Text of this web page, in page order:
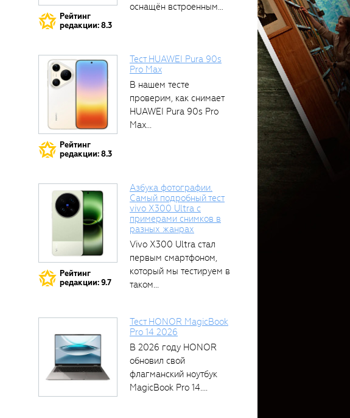
Рейтинг
редакции: 8.3
оснащён встроенным
Рейтинг
редакции: 8.3
Тест HUAWEI Pura 90s
Pro Max
В нашем тесте
проверим, как снимает
HUAWEI Pura 90s Pro
Max...
Рейтинг
редакции: 9.7
Азбука фотографии.
Самый подробный тест
vivo X300 Ultra с
примерами снимков в
разных жанрах
Vivo X300 Ultra стал
первым смартфоном,
который мы тестируем в
таком...
Тест HONOR MagicBook
Pro 14 2026
В 2026 году HONOR
обновил свой
флагманский ноутбук
MagicBook Pro 14....